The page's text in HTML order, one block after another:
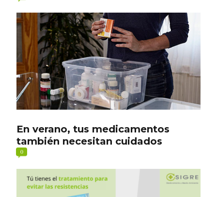
En verano, tus medicamentos
también necesitan cuidados
0